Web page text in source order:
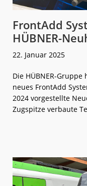
FrontAdd
HÜBNER-
22. Januar 2025
Die HÜBNER-
neues FrontAdd
2024 vorgestellte
Zugspitze verbaute